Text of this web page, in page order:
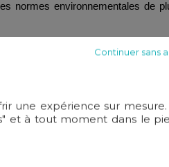
normes environnementales de
soutenue dans les zones
à reprendre confiance. Ces
leurs budgets. Ce retour
positive pour le marché.
Continuer sans
une expérience sur mesure.
et à tout moment dans le